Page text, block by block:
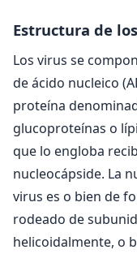
Estructura de
Los virus se
de ácido nucleico
proteína
glucoproteínas o
que lo engloba
nucleocápside. La
virus es o bien de
rodeado de
helicoidalmente, o